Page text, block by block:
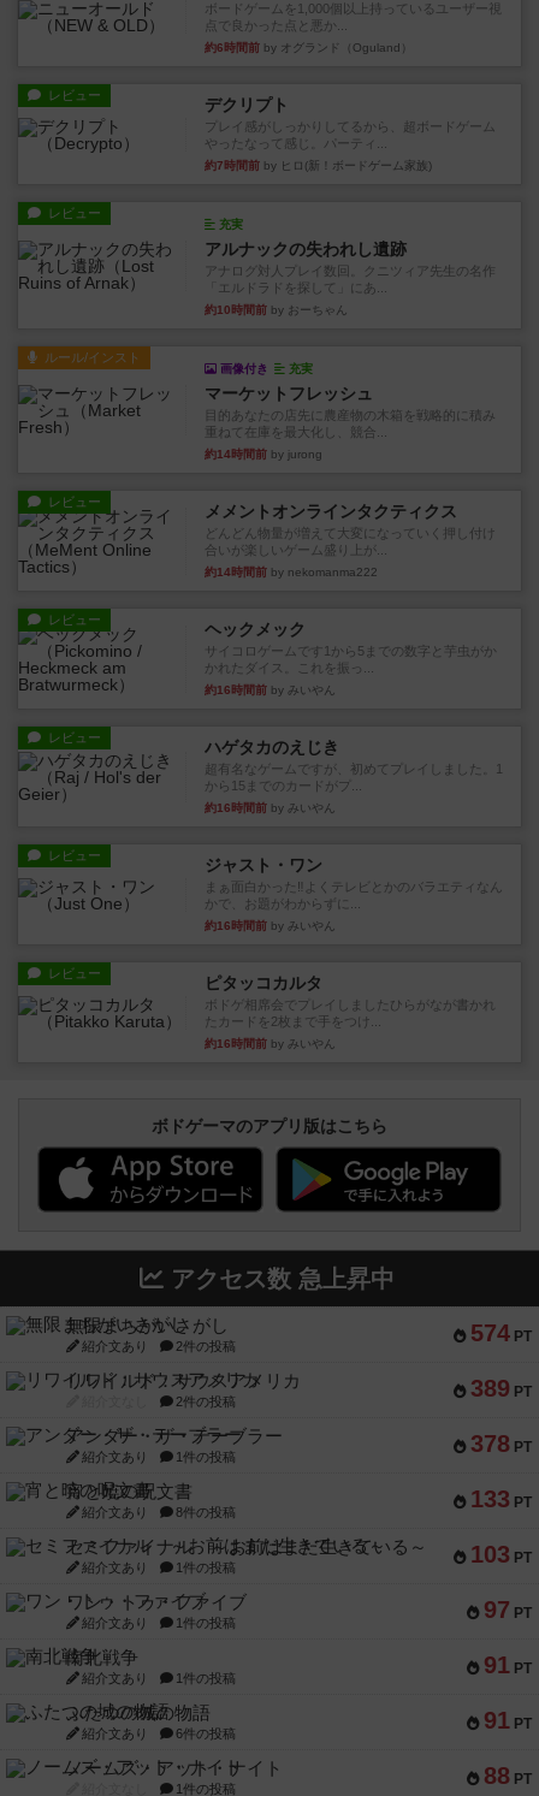
ボードゲームを1,000個以上持っているユーザー視
点で良かった点と悪か...
約6時間前 by オグランド（Oguland）
レビュー デクリプト
プレイ感がしっかりしてるから、超ボードゲーム
やったなって感じ。パーティ...
約7時間前 by ヒロ(新！ボードゲーム家族)
レビュー
充実
アルナックの失われし遺跡
アナログ対人プレイ数回。クニツィア先生の名作
「エルドラドを探して」にあ...
約10時間前 by おーちゃん
ルール/インスト
画像付き 充実
マーケットフレッシュ
目的あなたの店先に農産物の木箱を戦略的に積み
重ねて在庫を最大化し、競合...
約14時間前 by jurong
レビュー メメントオンラインタクティクス
どんどん物量が増えて大変になっていく押し付け
合いが楽しいゲーム盛り上が...
約14時間前 by nekomanma222
レビュー ヘックメック
サイコロゲームです1から5までの数字と芋虫がか
かれたダイス。これを振っ...
約16時間前 by みいやん
レビュー ハゲタカのえじき
超有名なゲームですが、初めてプレイしました。1
から15までのカードがプ...
約16時間前 by みいやん
レビュー ジャスト・ワン
まぁ面白かった‼️よくテレビとかのバラエティなん
かで、お題がわからずに...
約16時間前 by みいやん
レビュー ピタッコカルタ
ボドゲ相席会でプレイしましたひらがなが書かれ
たカードを2枚まで手をつけ...
約16時間前 by みいやん
ボドゲーマのアプリ版はこちら
アクセス数 急上昇中
574 PT
無限まちがいさがし
紹介文あり 2件の投稿
389 PT
リワイルド：サウスアメリカ
2件の投稿
378 PT
アンダー・ザ・テーブラー
紹介文あり 1件の投稿
133 PT
宵と暁の呪文書
紹介文あり 8件の投稿
103 PT
セミファイナル ～お前はまだ生きている～
紹介文あり 1件の投稿
97 PT
ワン・トゥ・ファイブ
紹介文あり 1件の投稿
91 PT
南北戦争
紹介文あり 1件の投稿
91 PT
ふたつの城の物語
紹介文あり 6件の投稿
88 PT
ノームズ・アット・ナイト
1件の投稿